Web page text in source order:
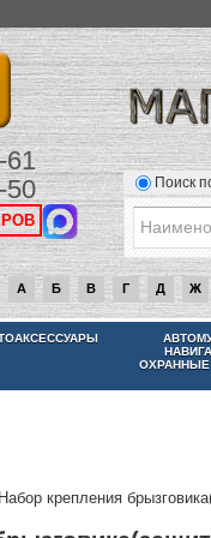
61
50
Поиск
А Б В Г Д Ж
крепления